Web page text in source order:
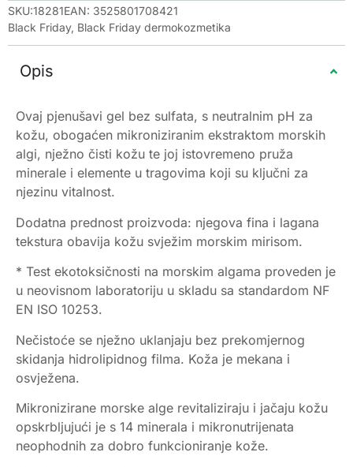
SKU:18281EAN: 3525801708421
Black Friday, Black Friday dermokozmetika
Opis
Ovaj pjenušavi gel bez sulfata, s neutralnim pH za
kožu, obogaćen mikroniziranim ekstraktom morskih
algi, nježno čisti kožu te joj istovremeno pruža
minerale i elemente u tragovima koji su ključni za
njezinu vitalnost.
Dodatna prednost proizvoda: njegova fina i lagana
tekstura obavija kožu svježim morskim mirisom.
* Test ekotoksičnosti na morskim algama proveden je
u neovisnom laboratoriju u skladu sa standardom NF
EN ISO 10253.
Nečistoće se nježno uklanjaju bez prekomjernog
skidanja hidrolipidnog filma. Koža je mekana i
osvježena.
Mikronizirane morske alge revitaliziraju i jačaju kožu
opskrbljujući je s 14 minerala i mikronutrijenata
neophodnih za dobro funkcioniranje kože.